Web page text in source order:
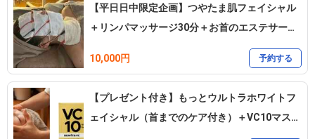
女性専用のサロンとして、お客様のプライバシーを大切にし、皆様
から大変好評を頂いております。
また、リーズナブルな価格設定も行っており、皆様に喜んで頂ける
様努めております。
ご予約はLINEやお電話でもお受けしております。
【平日日中限定企画】つやたま肌フェイシャル
＋リンパマッサージ30分＋お首のエステサービ
10,000円
予約する
【プレゼント付き】もっとウルトラホワイトフ
ェイシャル（首までのケア付き）＋VC10マスク